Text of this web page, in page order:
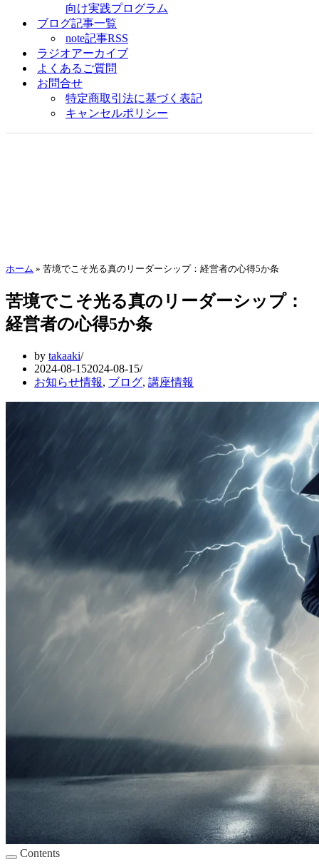
向け実践プログラム
ブログ記事一覧
note記事RSS
ラジオアーカイブ
よくあるご質問
お問合せ
特定商取引法に基づく表記
キャンセルポリシー
ホーム » 苦境でこそ光る真のリーダーシップ：経営者の心得5か条
苦境でこそ光る真のリーダーシップ：
経営者の心得5か条
by takaaki
2024-08-152024-08-15
お知らせ情報, ブログ, 講座情報
Contents